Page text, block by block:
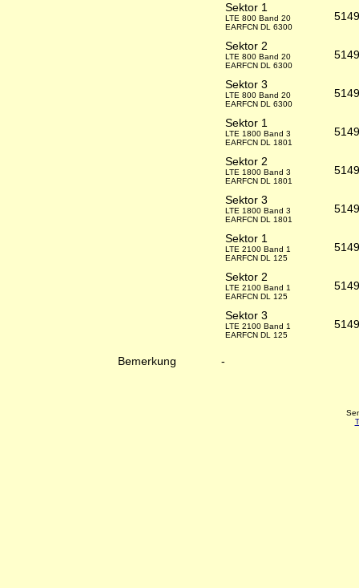
Sektor 1
LTE 800 Band 20
EARFCN DL 6300
Sektor 2
LTE 800 Band 20
EARFCN DL 6300
Sektor 3
LTE 800 Band 20
EARFCN DL 6300
Sektor 1
LTE 1800 Band 3
EARFCN DL 1801
Sektor 2
LTE 1800 Band 3
EARFCN DL 1801
Sektor 3
LTE 1800 Band 3
EARFCN DL 1801
Sektor 1
LTE 2100 Band 1
EARFCN DL 125
Sektor 2
LTE 2100 Band 1
EARFCN DL 125
Sektor 3
LTE 2100 Band 1
EARFCN DL 125
Bemerkung -